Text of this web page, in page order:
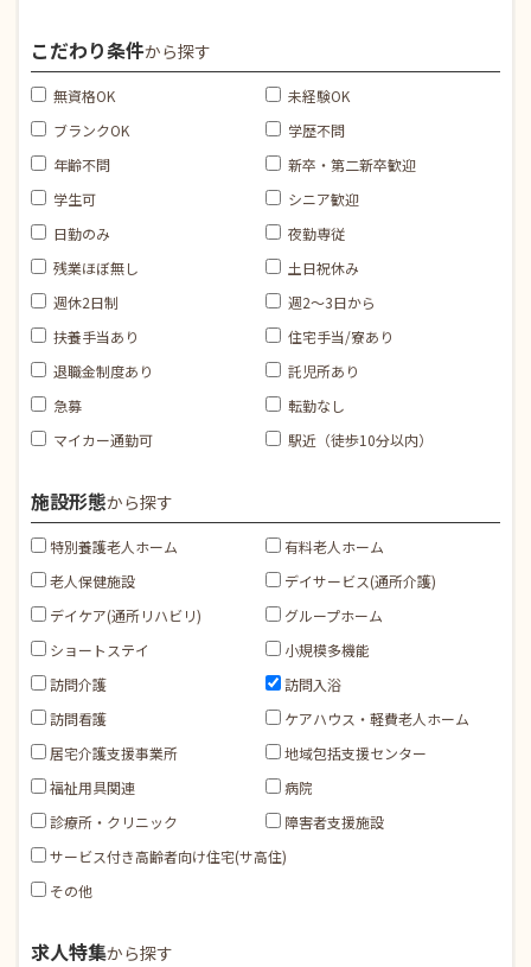
こだわり条件から探す
無資格OK
未経験OK
ブランクOK
学歴不問
年齢不問
新卒・第二新卒歓迎
学生可
シニア歓迎
日勤のみ
夜勤専従
残業ほぼ無し
土日祝休み
週休2日制
週2～3日から
扶養手当あり
住宅手当/寮あり
退職金制度あり
託児所あり
急募
転勤なし
マイカー通勤可
駅近（徒歩10分以内）
施設形態から探す
特別養護老人ホーム
有料老人ホーム
老人保健施設
デイサービス(通所介護)
デイケア(通所リハビリ)
グループホーム
ショートステイ
小規模多機能
訪問介護
訪問入浴
訪問看護
ケアハウス・軽費老人ホーム
居宅介護支援事業所
地域包括支援センター
福祉用具関連
病院
診療所・クリニック
障害者支援施設
サービス付き高齢者向け住宅(サ高住)
その他
求人特集から探す